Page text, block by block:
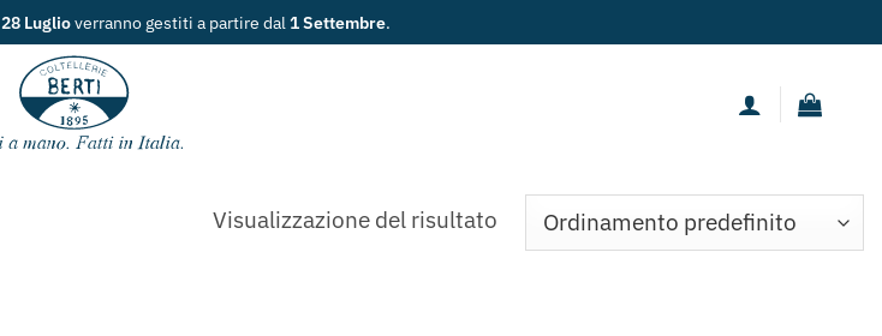
28 Luglioverranno gestiti a partire dal1 Settembre.
Visualizzazione del risultato